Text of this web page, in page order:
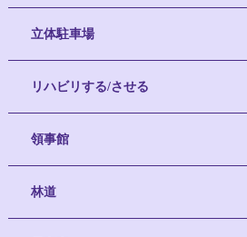
立体駐車場
リハビリする/させる
領事館
林道